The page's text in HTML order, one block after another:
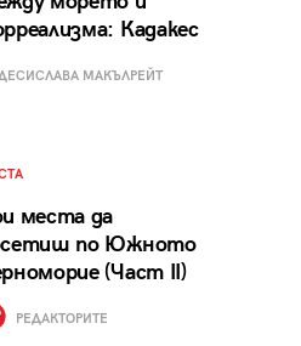
Кадакес
МАКЪЛРЕЙТ
места да
по Южното
(Част II)
РЕДАКТОРИТЕ